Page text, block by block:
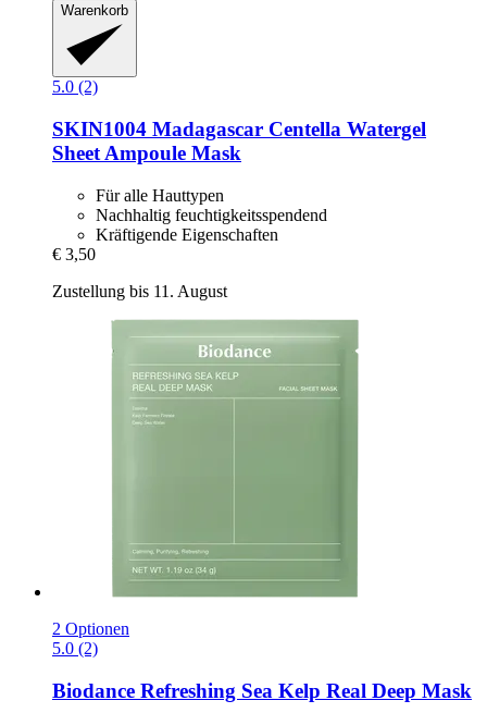
Warenkorb
5.0 (2)
SKIN1004 Madagascar Centella Watergel
Sheet Ampoule Mask
Für alle Hauttypen
Nachhaltig feuchtigkeitsspendend
Kräftigende Eigenschaften
€ 3,50
Zustellung bis 11. August
2 Optionen
5.0 (2)
Biodance Refreshing Sea Kelp Real Deep Mask